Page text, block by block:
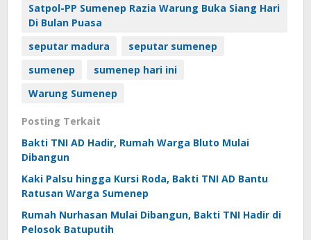
Satpol-PP Sumenep Razia Warung Buka Siang Hari
Di Bulan Puasa
seputar madura
seputar sumenep
sumenep
sumenep hari ini
Warung Sumenep
Posting Terkait
Bakti TNI AD Hadir, Rumah Warga Bluto Mulai
Dibangun
Kaki Palsu hingga Kursi Roda, Bakti TNI AD Bantu
Ratusan Warga Sumenep
Rumah Nurhasan Mulai Dibangun, Bakti TNI Hadir di
Pelosok Batuputih